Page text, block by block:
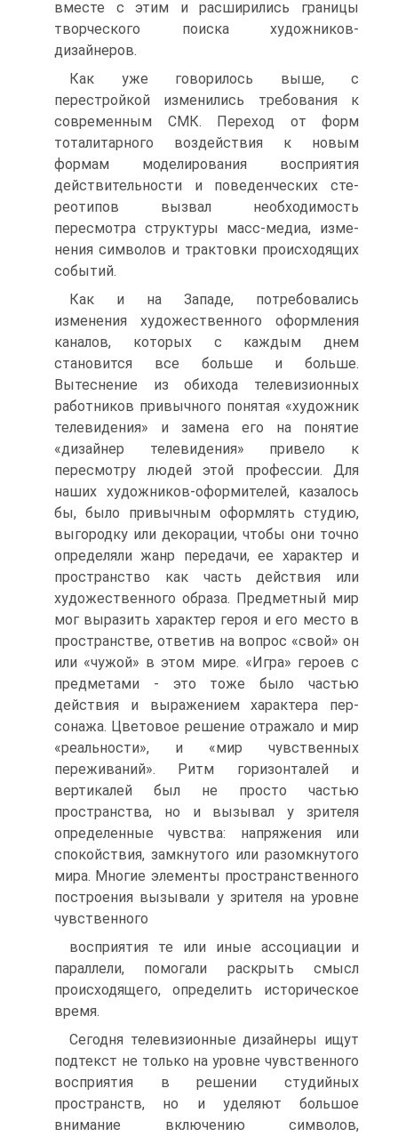
вместе с этим и расширились границы
творческого поиска художников-
дизайнеров.
Как уже говорилось выше, с
перестройкой изменились требования к
современным СМК. Переход от форм
тоталитарного воздействия к новым
формам моделирования восприятия
действительности и поведенческих сте­
реотипов вызвал необходимость
пересмотра структуры масс-медиа, изме­
нения символов и трактовки происходящих
событий.
Как и на Западе, потребовались
изменения художественного оформления
каналов, которых с каждым днем
становится все больше и больше.
Вытеснение из обихода телевизионных
работников привычного понятая «художник
телевидения» и замена его на понятие
«дизайнер теле­видения» привело к
пересмотру людей этой профессии. Для
наших худож­ников-оформителей, казалось
бы, было привычным оформлять студию,
вы­городку или декорации, чтобы они точно
определяли жанр передачи, ее ха­рактер и
пространство как часть действия или
художественного образа. Предметный мир
мог выразить характер героя и его место в
пространстве, ответив на вопрос «свой» он
или «чужой» в этом мире. «Игра» героев с
предметами - это тоже было частью
действия и выражением характера пер­
сонажа. Цветовое решение отражало и мир
«реальности», и «мир чувствен­ных
переживаний». Ритм горизонталей и
вертикалей был не просто частью
пространства, но и вызывал у зрителя
определенные чувства: напряжения или
спокойствия, замкнутого или разомкнутого
мира. Многие элементы пространственного
построения вызывали у зрителя на уровне
чувственного
восприятия те или иные ассоциации и
параллели, помогали раскрыть смысл
происходящего, определить историческое
время.
Сегодня телевизионные дизайнеры ищут
подтекст не только на уровне чувственного
восприятия в решении студийных
пространств, но и уделяют большое
внимание включению символов,